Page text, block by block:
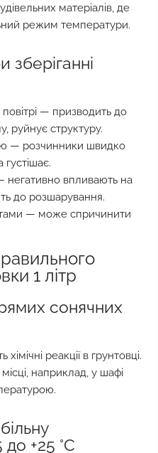
матеріалів, де
режим температури.
зберіганні
— призводить до
руйнує структуру.
— розчинники швидко
негативно впливають на
до розшарування.
— може спричинити
1 літр
сонячних
реакції в грунтовці.
наприклад, у шафі
+25 °C